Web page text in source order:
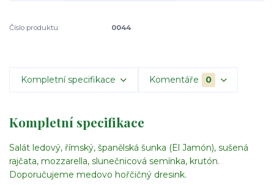
Číslo produktu: 0044
Kompletní specifikace Komentáře 0
Kompletní specifikace
Salát ledový, římský, španělská šunka (El Jamón), sušená
rajčata, mozzarella, slunečnicová semínka, krutón.
Doporučujeme medovo hořčičný dresink.